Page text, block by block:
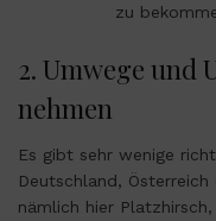
zu
2. Umwege und
nehmen
Es gibt sehr wenige
Deutschland,
nämlich hier